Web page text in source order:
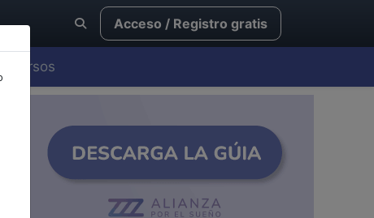
Acceso / Registro gratis
Cursos